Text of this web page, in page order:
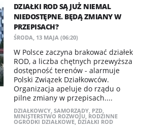
DZIAŁKI ROD SĄ JUŻ NIEMAL
NIEDOSTĘPNE. BĘDĄ ZMIANY W
PRZEPISACH?
ŚRODA, 13 MAJA (06:20)
W Polsce zaczyna brakować działek
ROD, a liczba chętnych przewyższa
dostępność terenów - alarmuje
Polski Związek Działkowców.
Organizacja apeluje do rządu o
pilne zmiany w przepisach....
DZIAŁKOWCY, SAMORZĄDY, PZD,
MINISTERSTWO ROZWOJU, RODZINNE
OGRÓDKI DZIAŁKOWE, DZIAŁKI ROD